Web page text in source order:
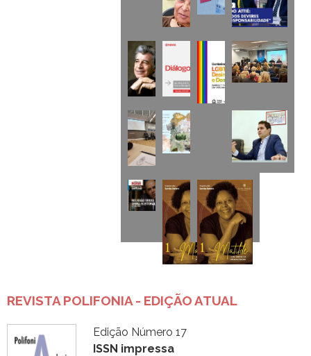
REVISTA POLIFONIA - EDIÇÃO ATUAL
Edição Número 17
ISSN impressa